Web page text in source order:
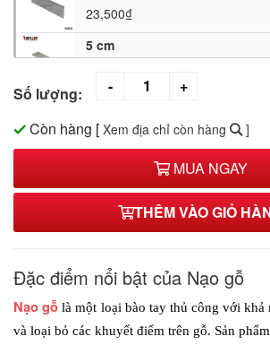
23,500₫
5 cm
41,000₫
Số lượng:
Còn hàng [ Xem địa chỉ còn hàng ]
MUA NGAY
THÊM VÀO GIỎ
Đặc điểm nổi bật của Nạo gỗ
Nạo gỗ là một loại bào tay thủ công với khả
và loại bỏ các khuyết điểm trên gỗ. Sản